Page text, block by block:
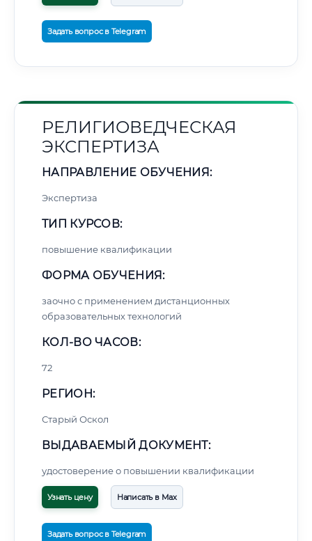
Задать вопрос в Telegram
РЕЛИГИОВЕДЧЕСКАЯ
ЭКСПЕРТИЗА
НАПРАВЛЕНИЕ ОБУЧЕНИЯ:
Экспертиза
ТИП КУРСОВ:
повышение квалификации
ФОРМА ОБУЧЕНИЯ:
заочно с применением дистанционных
образовательных технологий
КОЛ-ВО ЧАСОВ:
72
РЕГИОН:
Старый Оскол
ВЫДАВАЕМЫЙ ДОКУМЕНТ:
удостоверение о повышении квалификации
Узнать цену Написать в Max
Задать вопрос в Telegram